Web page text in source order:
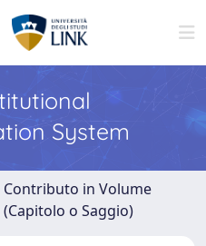
System
Contributo in Volume
o Saggio)